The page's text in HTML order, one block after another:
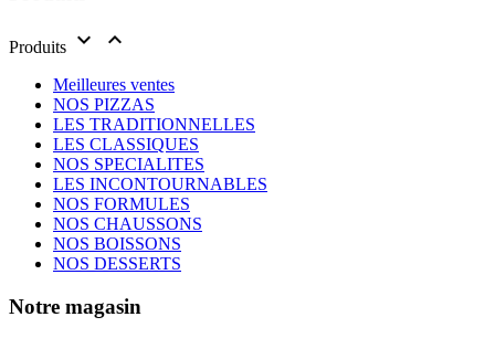
Produits  
Meilleures ventes
NOS PIZZAS
LES TRADITIONNELLES
LES CLASSIQUES
NOS SPECIALITES
LES INCONTOURNABLES
NOS FORMULES
NOS CHAUSSONS
NOS BOISSONS
NOS DESSERTS
Notre magasin